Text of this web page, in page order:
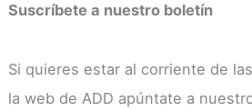
Suscríbete a nuestro boletín
Si quieres estar al corriente de
la web de ADD apúntate a